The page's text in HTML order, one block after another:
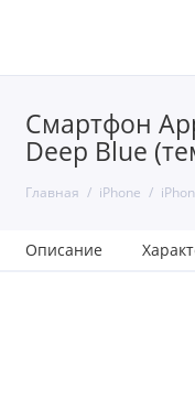
Смартфон
Deep Blue
Главная iPhone
Описание